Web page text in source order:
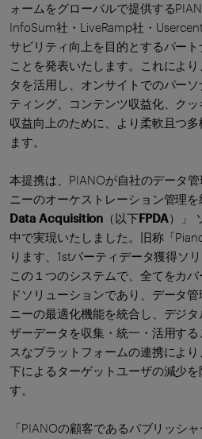
ォームをグローバルで提供する
InfoSum社・LiveRamp社・
サビリティ向上を目的とするパー
ことを発表いたします。これによ
タを活用し、オンサイトでのパー
ティング、コンテンツ収益化、ク
収益向上のために、より柔軟且つ
ます。
本提携は、PIANOが自社のデータ
ニーのオーケストレーション管理
Data Acquisition （以下FPDA）」
中で実現いたしました。旧称「
ります、1stパーティデータ獲得ソ
この１つのシステムで、全てをカ
ドソリューションであり、データ
ニーの最適化機能を統合し、デジ
ザーデータを収集・統一・活用す
スなプラットフォームの連携によ
下によるターゲットユーザの減少
す。
「PIANOの顧客であるパブリッシ